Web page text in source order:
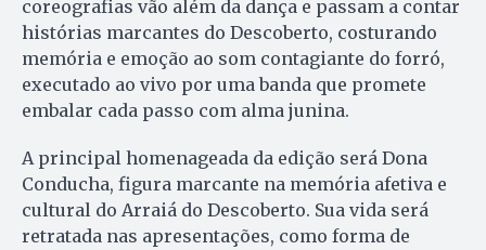
coreografias vão além da dança e passam a contar
histórias marcantes do Descoberto, costurando
memória e emoção ao som contagiante do forró,
executado ao vivo por uma banda que promete
embalar cada passo com alma junina.
A principal homenageada da edição será Dona
Conducha, figura marcante na memória afetiva e
cultural do Arraiá do Descoberto. Sua vida será
retratada nas apresentações, como forma de